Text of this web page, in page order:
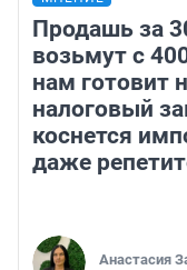
Продашь за
возьмут с
нам готовит
налоговый
коснется
даже
Анастасия